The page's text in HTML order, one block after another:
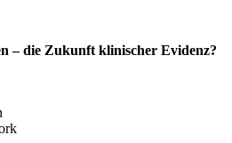
– die Zukunft klinischer Evidenz?